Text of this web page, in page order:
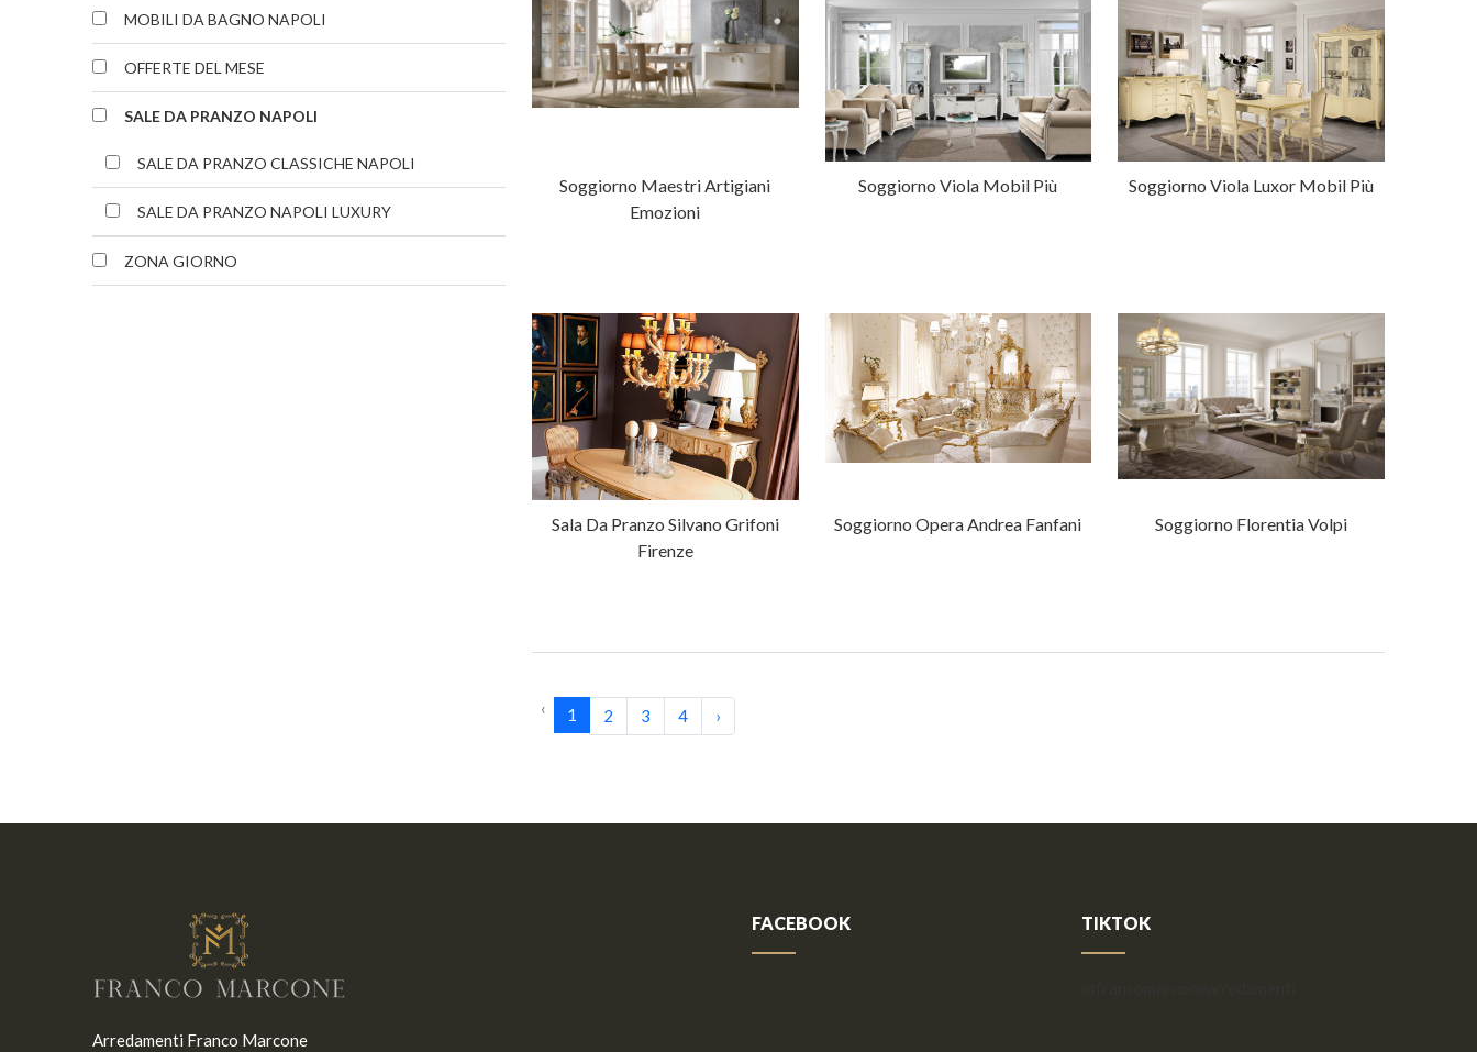
MOBILI DA BAGNO NAPOLI
OFFERTE DEL MESE
SALE DA PRANZO NAPOLI
SALE DA PRANZO CLASSICHE NAPOLI
SALE DA PRANZO NAPOLI LUXURY
ZONA GIORNO
Soggiorno Maestri Artigiani
Emozioni
Soggiorno Viola Mobil Più Soggiorno Viola Luxor Mobil Più
Sala Da Pranzo Silvano Grifoni
Firenze
Soggiorno Opera Andrea Fanfani Soggiorno Florentia Volpi
‹ 1 2 3 4 ›
Arredamenti Franco Marcone
FACEBOOK TIKTOK